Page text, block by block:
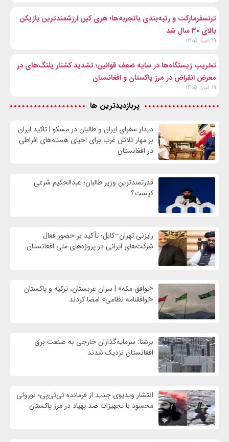
ترنسفرمارکت و رتبه‌بندی باتجربه‌ها؛ هری کین ارزشمندترین بازیکن
بالای ۳۰ سال شد
۱۹ اسد ۱۴۰۵
تخریب زیستگاه‌ها در سایه ضعف قوانین؛ تشدید کشتار پلنگ‌های در
معرض انقراض در مرز پاکستان و افغانستان
۱۹ اسد ۱۴۰۵
پربازدیدترین ها
دیدار سفرای ایران و طالبان در مسکو | تاکید ایران
بر مهار تلاش‌ غرب برای احیای هسته‌های افراطی
در افغانستان
قدرتمندترین وزیر طالبان؛ عبدالحکیم شرعی
کیست؟
رایزنی تهران–کابل؛ تأکید بر حضور فعال
شرکت‌های ایرانی در پروژه‌های ملی افغانستان
«توافق مکه» | سران عربستان، ترکیه و پاکستان
«توافقنامه نظامی» امضا کردند
برشنا: سرمایه‌گذاران خارجی به صنعت برق
افغانستان نزدیک شدند
انتشار ویدیوی جدید از فرمانده تی‌تی‌پی؛ نورولی
محسود با تجهیزات ضد پهپاد در مرز پاکستان